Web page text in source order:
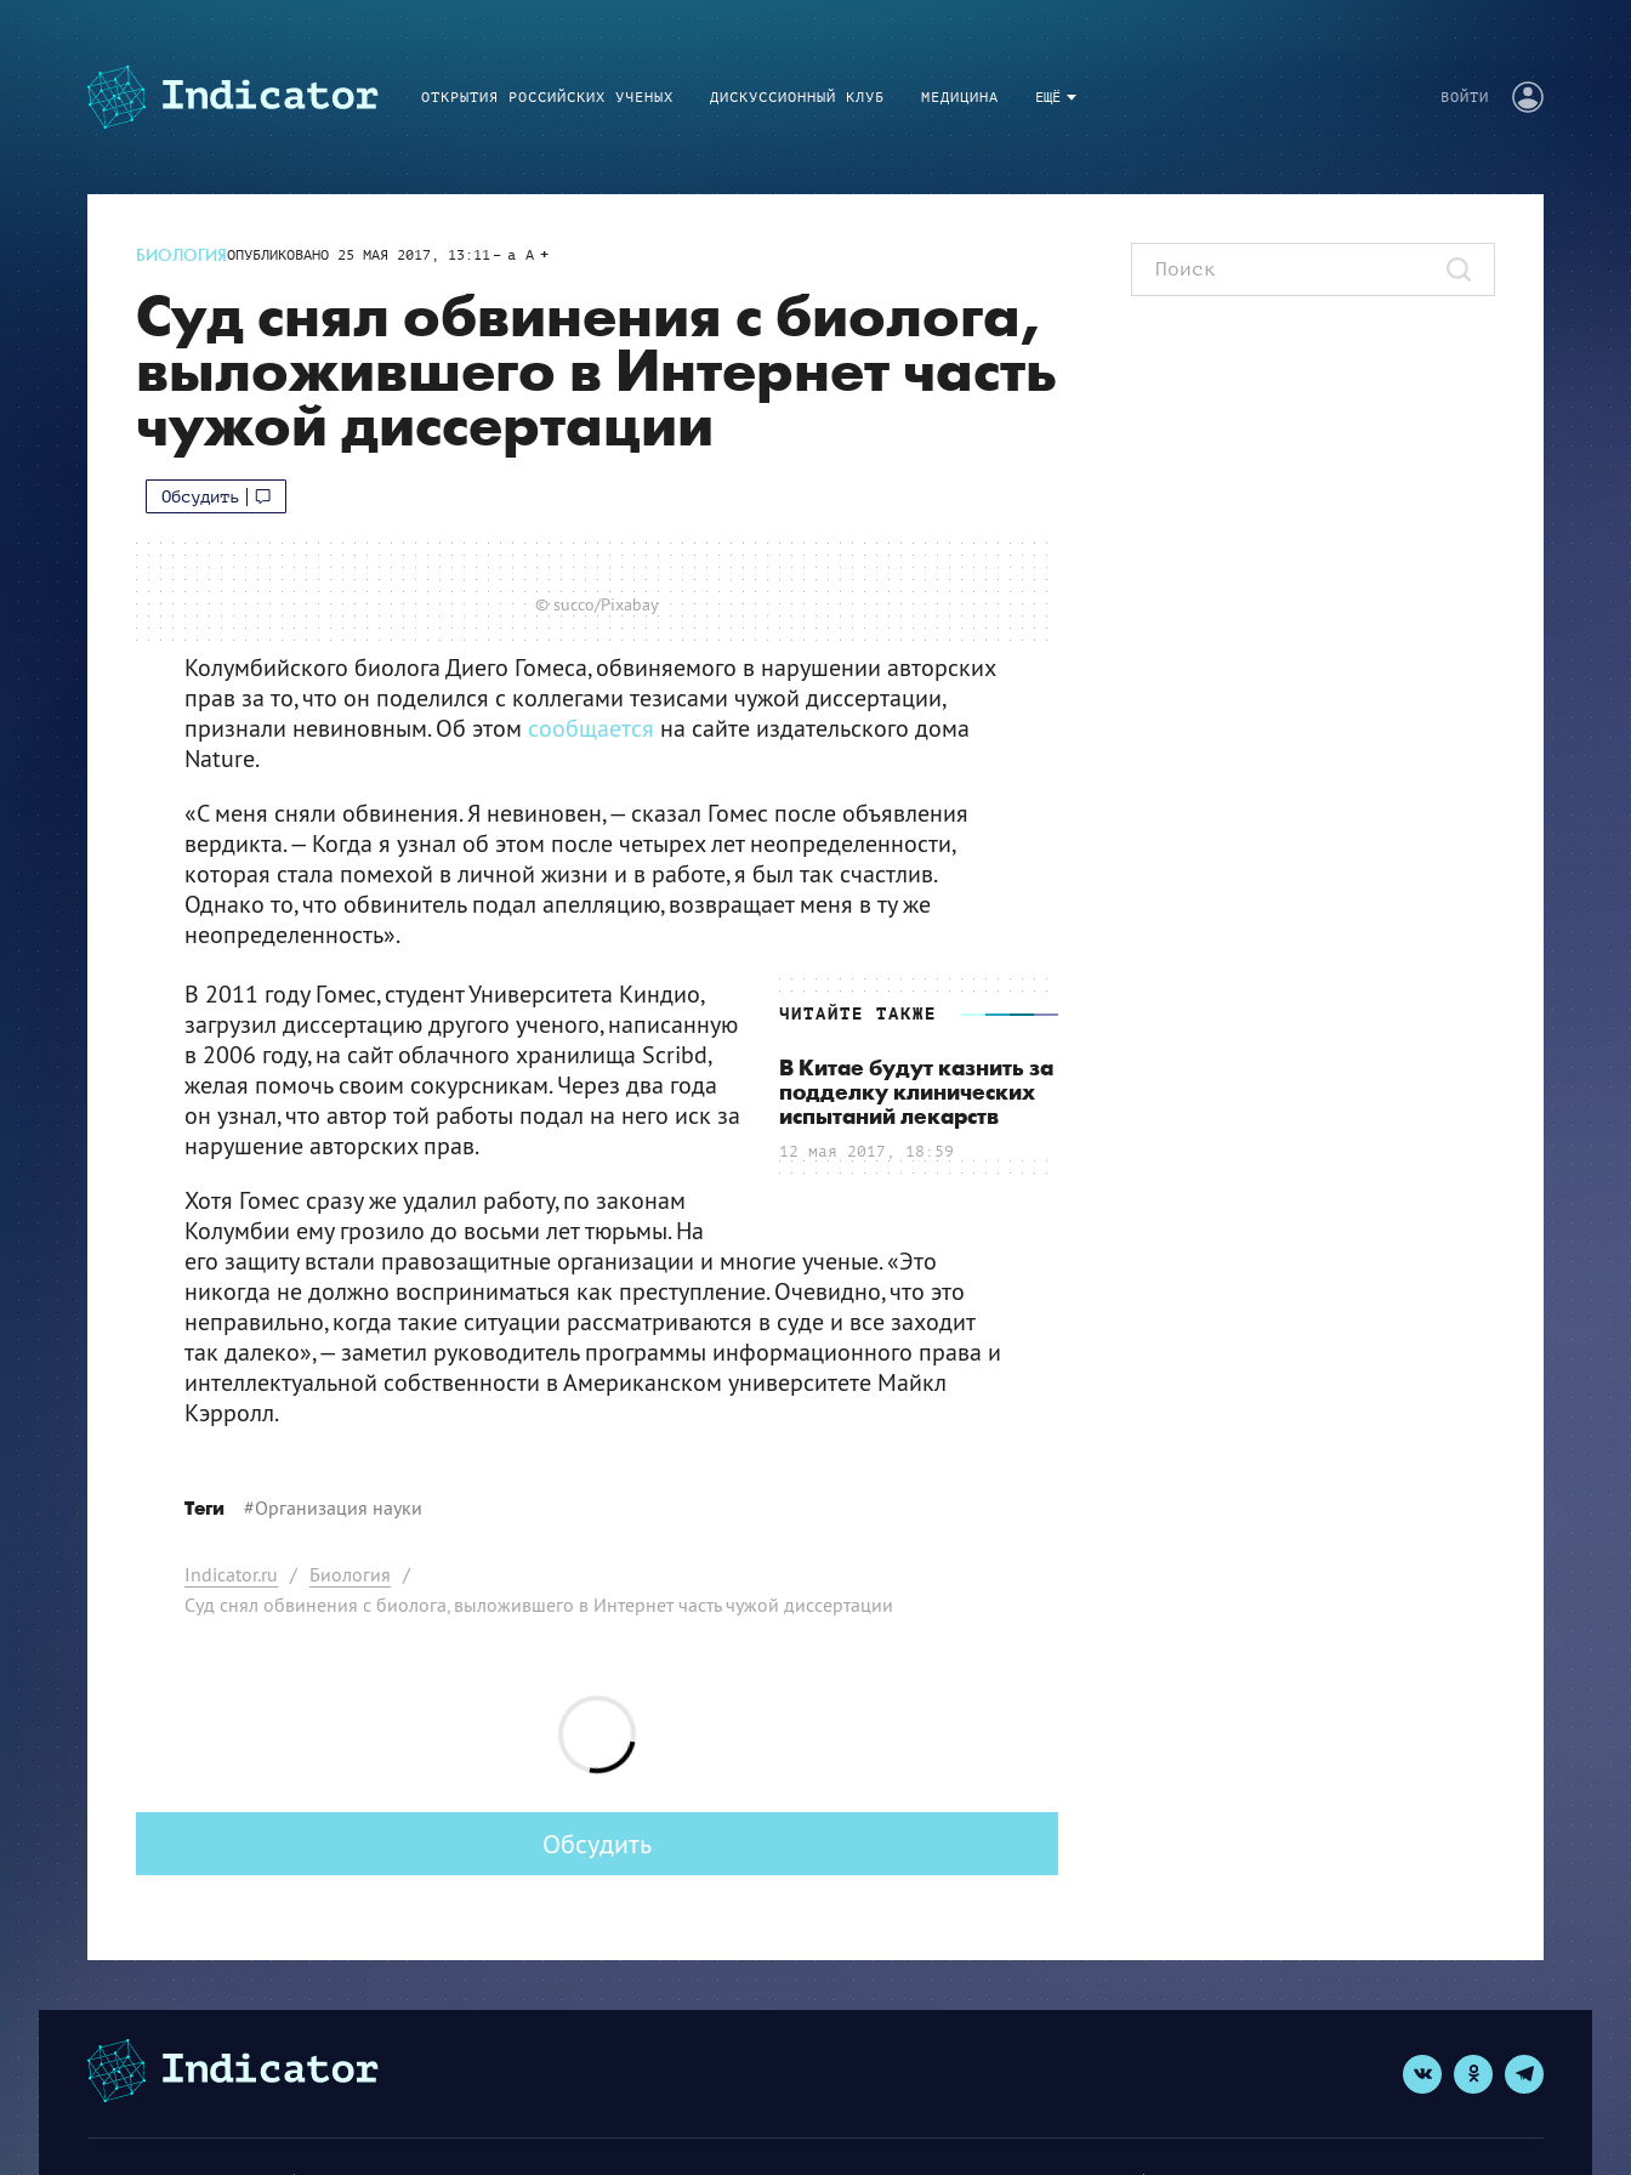
ЕЩЁ
ОТКРЫТИЯ РОССИЙСКИХ УЧЕНЫХ ДИСКУССИОННЫЙ КЛУБ МЕДИЦИНА ВОЙТИ
БИОЛОГИЯОПУБЛИКОВАНО 25 МАЯ 2017, 13:11 a A
Суд снял обвинения с биолога,
выложившего в Интернет часть
чужой диссертации
Обсудить
© succo/Pixabay
Колумбийского биолога Диего Гомеса, обвиняемого в нарушении авторских
прав за то, что он поделился с коллегами тезисами чужой диссертации,
признали невиновным. Об этом сообщается на сайте издательского дома
Nature.
«С меня сняли обвинения. Я невиновен, — сказал Гомес после объявления
вердикта. — Когда я узнал об этом после четырех лет неопределенности,
которая стала помехой в личной жизни и в работе, я был так счастлив.
Однако то, что обвинитель подал апелляцию, возвращает меня в ту же
неопределенность».
ЧИТАЙТЕ ТАКЖЕ
В Китае будут казнить за
подделку клинических
испытаний лекарств
12 мая 2017, 18:59
В 2011 году Гомес, студент Университета Киндио,
загрузил диссертацию другого ученого, написанную
в 2006 году, на сайт облачного хранилища Scribd,
желая помочь своим сокурсникам. Через два года
он узнал, что автор той работы подал на него иск за
нарушение авторских прав.
Хотя Гомес сразу же удалил работу, по законам
Колумбии ему грозило до восьми лет тюрьмы. На
его защиту встали правозащитные организации и многие ученые. «Это
никогда не должно восприниматься как преступление. Очевидно, что это
неправильно, когда такие ситуации рассматриваются в суде и все заходит
так далеко», — заметил руководитель программы информационного права и
интеллектуальной собственности в Американском университете Майкл
Кэрролл.
Теги #Организация науки
Indicator.ru / Биология /
Суд снял обвинения с биолога, выложившего в Интернет часть чужой диссертации
Обсудить